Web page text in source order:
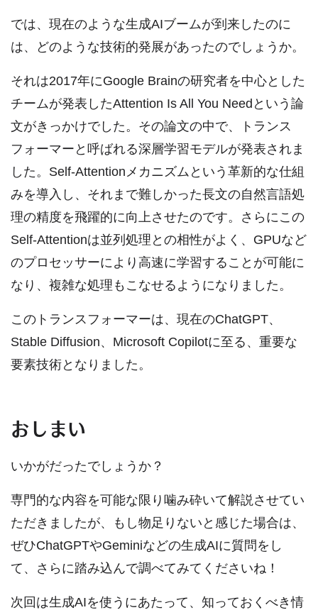
では、現在のような生成AIブームが到来したのに
は、どのような技術的発展があったのでしょうか。
それは2017年にGoogle Brainの研究者を中心とした
チームが発表したAttention Is All You Needという論
文がきっかけでした。その論文の中で、トランス
フォーマーと呼ばれる深層学習モデルが発表されま
した。Self-Attentionメカニズムという革新的な仕組
みを導入し、それまで難しかった長文の自然言語処
理の精度を飛躍的に向上させたのです。さらにこの
Self-Attentionは並列処理との相性がよく、GPUなど
のプロセッサーにより高速に学習することが可能に
なり、複雑な処理もこなせるようになりました。
このトランスフォーマーは、現在のChatGPT、
Stable Diffusion、Microsoft Copilotに至る、重要な
要素技術となりました。
おしまい
いかがだったでしょうか？
専門的な内容を可能な限り噛み砕いて解説させてい
ただきましたが、もし物足りないと感じた場合は、
ぜひChatGPTやGeminiなどの生成AIに質問をし
て、さらに踏み込んで調べてみてくださいね！
次回は生成AIを使うにあたって、知っておくべき情